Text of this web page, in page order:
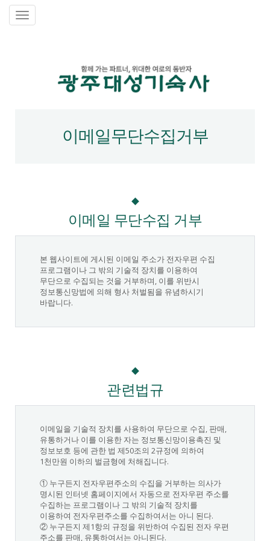
이메일무단수집거부
이메일 무단수집 거부
본 웹사이트에 게시된 이메일 주소가 전자우편 수집
프로그램이나 그 밖의 기술적 장치를 이용하여
무단으로 수집되는 것을 거부하며, 이를 위반시
정보통신망법에 의해 형사 처벌됨을 유념하시기
바랍니다.
관련법규
이메일을 기술적 장치를 사용하여 무단으로 수집, 판매,
유통하거나 이를 이용한 자는 정보통신망이용촉진 및
정보보호 등에 관한 법 제50조의 2규정에 의하여
1천만원 이하의 벌금형에 처해집니다.
① 누구든지 전자우편주소의 수집을 거부하는 의사가
명시된 인터넷 홈페이지에서 자동으로 전자우편 주소를
수집하는 프로그램이나 그 밖의 기술적 장치를
이용하여 전자우편주소를 수집하여서는 아니 된다.
② 누구든지 제1항의 규정을 위반하여 수집된 전자 우편
주소를 판매, 유통하여서는 아니된다.